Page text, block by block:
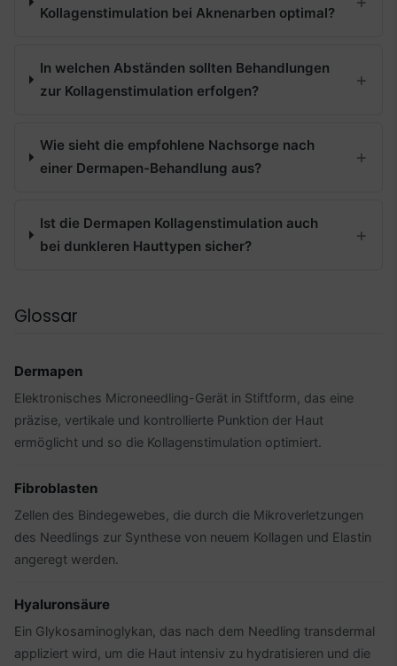
Kollagenstimulation bei Aknenarben optimal?
In welchen Abständen sollten Behandlungen
zur Kollagenstimulation erfolgen?
Wie sieht die empfohlene Nachsorge nach
einer Dermapen-Behandlung aus?
Ist die Dermapen Kollagenstimulation auch
bei dunkleren Hauttypen sicher?
Glossar
Dermapen
Elektronisches Microneedling-Gerät in Stiftform, das eine
präzise, vertikale und kontrollierte Punktion der Haut
ermöglicht und so die Kollagenstimulation optimiert.
Fibroblasten
Zellen des Bindegewebes, die durch die Mikroverletzungen
des Needlings zur Synthese von neuem Kollagen und Elastin
angeregt werden.
Hyaluronsäure
Ein Glykosaminoglykan, das nach dem Needling transdermal
appliziert wird, um die Haut intensiv zu hydratisieren und die